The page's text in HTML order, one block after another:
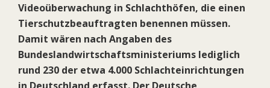
Videoüberwachung in Schlachthöfen, die einen
Tierschutzbeauftragten benennen müssen.
Damit wären nach Angaben des
Bundeslandwirtschaftsministeriums lediglich
rund 230 der etwa 4.000 Schlachteinrichtungen
in Deutschland erfasst. Der Deutsche